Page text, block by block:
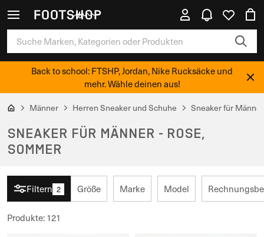
Back to school: FTSHP, Jordan, Nike Rucksäcke und
mehr. Wähle deinen aus!
Männer Herren Sneaker und Schuhe Sneaker für Männer
SNEAKER FÜR MÄNNER - ROSE,
SOMMER
Filtern 2 Größe Marke Model
Produkte: 121